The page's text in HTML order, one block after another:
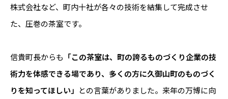
株式会社など、町内十社が各々の技術を結集して完成させ
た、圧巻の茶室です。
信貴町長からも 「この茶室は、町の誇るものづくり企業の技
術力を体感できる場であり、多くの方に久御山町のものづく
りを知ってほしい」 との言葉がありました。来年の万博に向